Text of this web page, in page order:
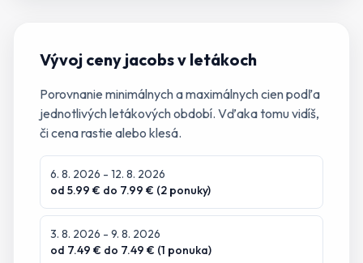
Vývoj ceny jacobsv letákoch
Porovnanie minimálnych a maximálnych cien podľa
jednotlivých letákových období. Vďaka tomu vidíš,
či cena rastie alebo klesá.
6. 8. 2026 - 12. 8. 2026
od 5.99 € do 7.99 € (2 ponuky)
3. 8. 2026 - 9. 8. 2026
od 7.49 € do 7.49 € (1 ponuka)